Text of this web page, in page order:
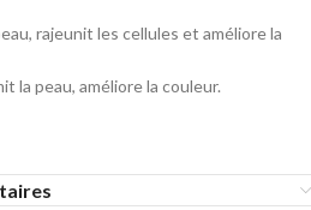
rajeunit les cellules et améliore la
la peau, améliore la couleur.